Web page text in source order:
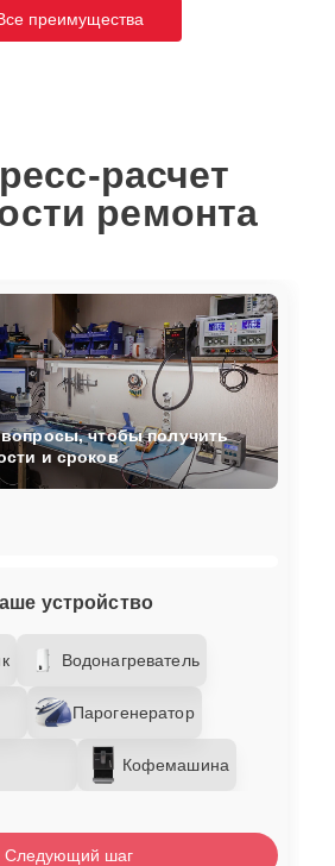
преимущества
расчет
ремонта
устройство
Водонагреватель
Парогенератор
Кофемашина
чтобы получить
и сроков
Следующий шаг